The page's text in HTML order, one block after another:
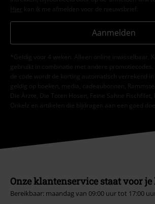
Hier kan ik me afmelden voor de nieuwsbrief.
Aanmelden
*Geldig voor 4 weken. Alleen online inwisselbaar.
gebruikt in combinatie met andere promotiecodes.
de code wordt de korting automatisch verrekend
geldig op boeken, media, cadeaubonnen,
Die Ärzte, Die Toten Hosen, Feine Sahne
Onkelz en artikelen die bijdragen aan een goed
Onze klantenservice staat voor
Bereikbaar: maandag van 09:00 uur tot 17:00